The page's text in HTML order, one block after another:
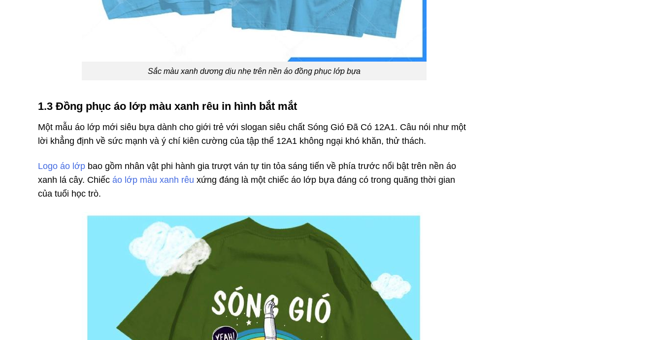
Sắc màu xanh dương dịu nhẹ trên nền áo đồng phục lớp bựa
1.3 Đồng phục áo lớp màu xanh rêu in hình bắt mắt
Một mẫu áo lớp mới siêu bựa dành cho giới trẻ với slogan siêu chất Sóng Gió Đã Có 12A1. Câu nói như một
lời khẳng định về sức mạnh và ý chí kiên cường của tập thể 12A1 không ngại khó khăn, thử thách.
Logo áo lớp bao gồm nhân vật phi hành gia trượt ván tự tin tỏa sáng tiến về phía trước nổi bật trên nền áo
xanh lá cây. Chiếc áo lớp màu xanh rêu xứng đáng là một chiếc áo lớp bựa đáng có trong quãng thời gian
của tuổi học trò.